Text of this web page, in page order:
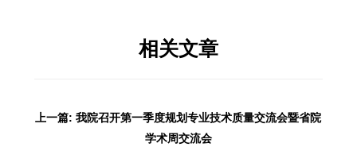
相关文章
上一篇: 我院召开第一季度规划专业技术质量交流会暨省院
学术周交流会